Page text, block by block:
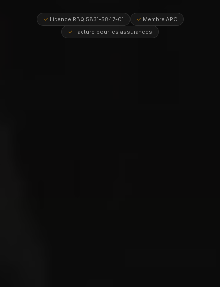
✓ Licence RBQ 5831-5847-01 ✓ Membre APC
✓ Facture pour les assurances